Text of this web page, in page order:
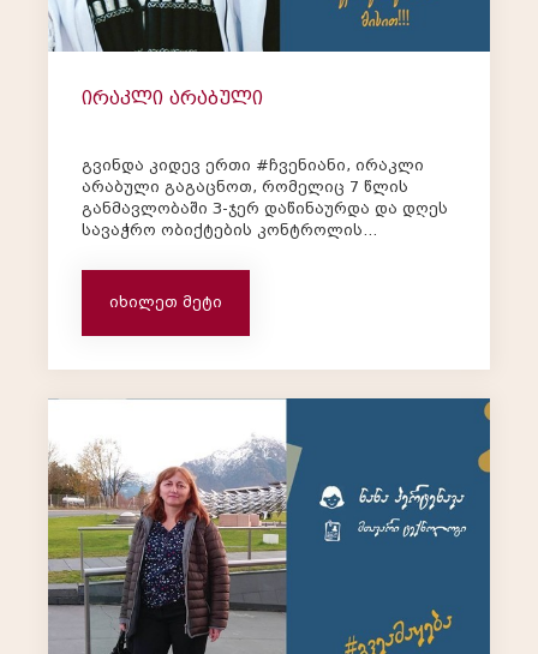
ირაკლი არაბული
გვინდა კიდევ ერთი #ჩვენიანი, ირაკლი
არაბული გაგაცნოთ, რომელიც 7 წლის
განმავლობაში 3-ჯერ დაწინაურდა და დღეს
სავაჭრო ობიქტების კონტროლის
მუშაობა 2011 წელს დავიწყე დაცვის
სამსახურში, მინდოდა ჩემი სწავლის
საფასური თავად გადამეხადა. პირველ
დღეს იმ ობიექტს ვ...
იხილეთ მეტი